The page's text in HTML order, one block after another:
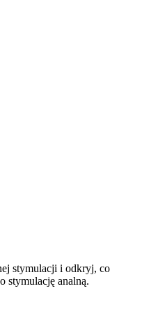
stymulacji i odkryj, co
stymulację analną.